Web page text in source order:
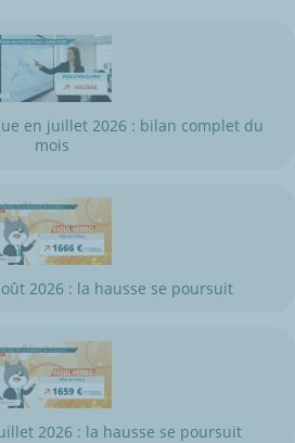
en juillet 2026 : bilan complet du
mois
2026 : la hausse se poursuit
2026 : la hausse se poursuit